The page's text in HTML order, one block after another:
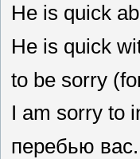
Не is quick
Не is quick
to be sorry
I am sorry to
перебью вас.